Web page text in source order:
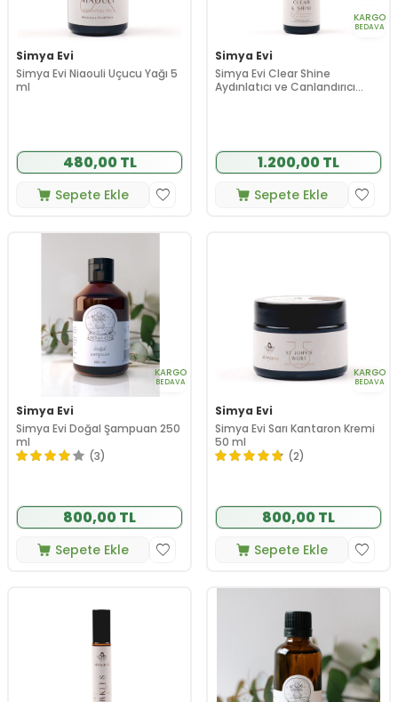
Simya Evi
Simya Evi Niaouli Uçucu Yağı 5
ml
480,00 TL
Sepete Ekle
KARGO
BEDAVA
Simya Evi
Simya Evi Clear Shine
Aydınlatıcı ve Canlandırıcı
1.200,00 TL
Sepete Ekle
KARGO
BEDAVA
Simya Evi
Simya Evi Doğal Şampuan 250
ml
(3)
800,00 TL
Sepete Ekle
KARGO
BEDAVA
Simya Evi
Simya Evi Sarı Kantaron Kremi
50 ml
(2)
800,00 TL
Sepete Ekle